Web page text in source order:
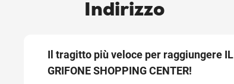
Indirizzo
Il tragitto più veloce per raggiungere IL
GRIFONE SHOPPING CENTER!